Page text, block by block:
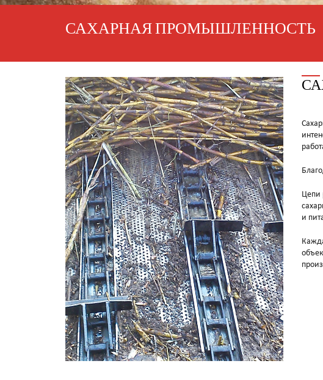
САХАРНАЯ ПРОМЫШЛЕННОСТЬ
Цепи
и